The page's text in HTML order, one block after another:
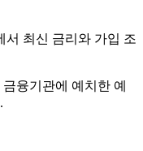
서 최신 금리와 가입 조
융기관에 예치한 예